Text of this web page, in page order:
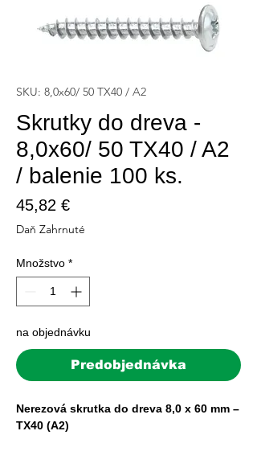
SKU: 8,0x60/ 50 TX40 / A2
Skrutky do dreva -
8,0x60/ 50 TX40 / A2
/ balenie 100 ks.
45,82 €Price
Daň Zahrnuté
Množstvo *
na objednávku
Predobjednávka
Nerezová skrutka do dreva 8,0 x 60 mm –
TX40 (A2)